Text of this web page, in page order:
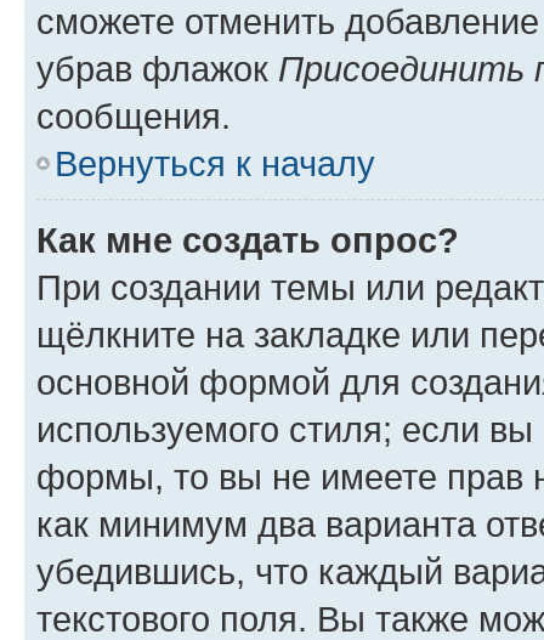
сможете отменить
убрав флажок Присоединить
сообщения.
Вернуться к началу
Как мне создать опрос?
При создании темы или
щёлкните на закладке или
основной формой для
используемого стиля; если
формы, то вы не имеете прав
как минимум два варианта
убедившись, что каждый
текстового поля. Вы также